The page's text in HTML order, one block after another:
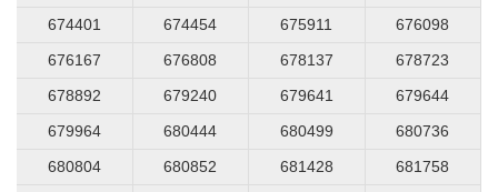
674401
674454 675911
676098
676167
676808 678137
678723
678892
679240 679641
679644
679964
680444 680499
680736
680804
680852 681428
681758